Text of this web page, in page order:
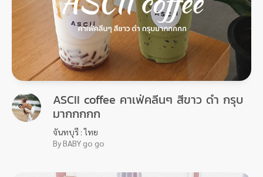
ASCII coffee คาเฟ่คลีนๆ สีขาว ดำ กรุบ
มากกกกก
จันทบุรี : ไทย
By BABY go go